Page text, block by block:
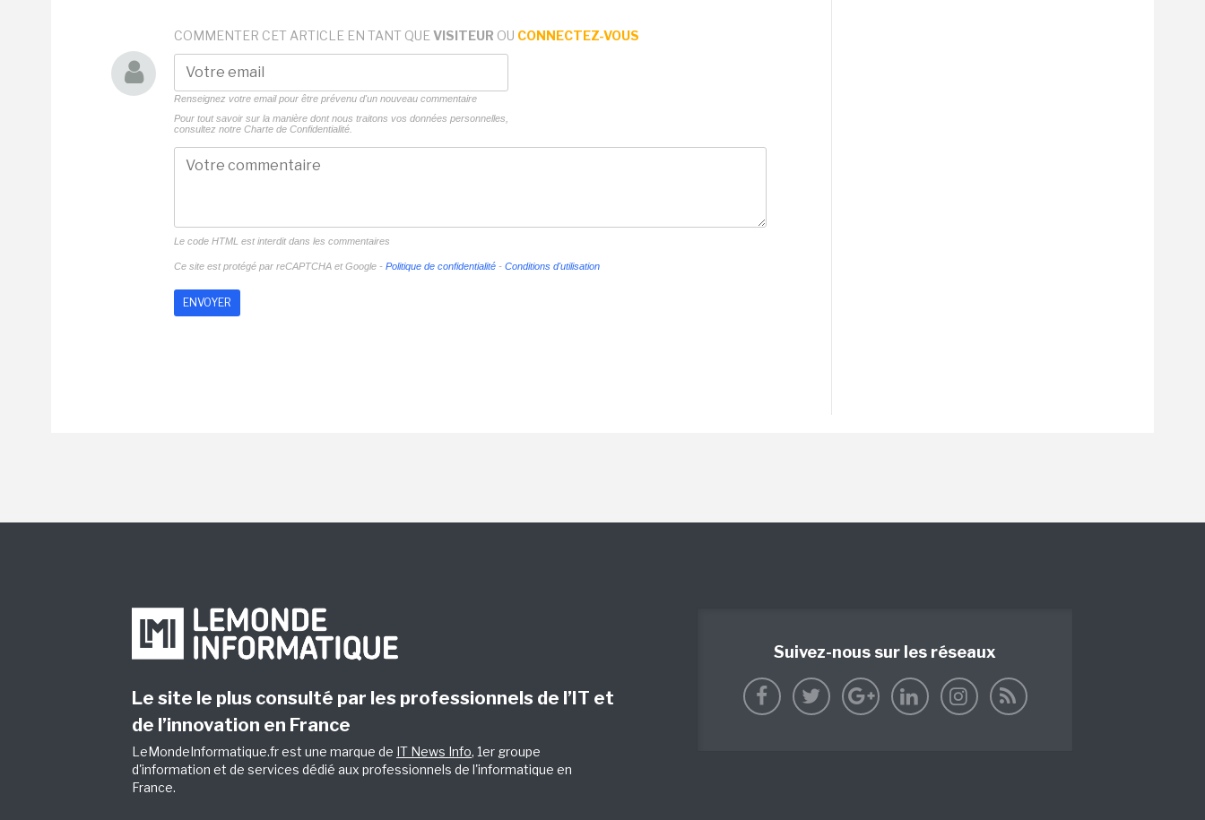
COMMENTER CET ARTICLE EN TANT QUE VISITEUR OU CONNECTEZ-VOUS
Renseignez votre email pour être prévenu d'un nouveau commentaire
Pour tout savoir sur la manière dont nous traitons vos données personnelles,
consultez notre Charte de Confidentialité.
Le code HTML est interdit dans les commentaires
Ce site est protégé par reCAPTCHA et Google - Politique de confidentialité - Conditions d'utilisation
Le site le plus consulté par les professionnels de l’IT et
de l’innovation en France
LeMondeInformatique.fr est une marque de IT News Info, 1er groupe
d'information et de services dédié aux professionnels de l'informatique en
France.
Suivez-nous sur les réseaux